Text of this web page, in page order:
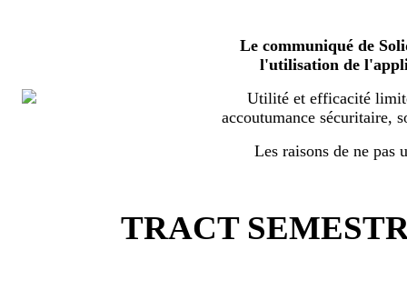
Le communiqué de
l'utilisation de
Utilité et efficacité
accoutumance sécuritaire,
Les raisons de ne pas
TRACT